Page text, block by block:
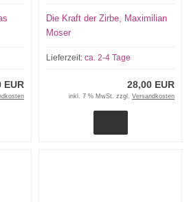
EUR
Die Kraft der Zirbe, Maximilian
Moser
Lieferzeit: ca. 2-4 Tage
28,00 EUR
inkl. 7 % MwSt. zzgl. Versandkosten